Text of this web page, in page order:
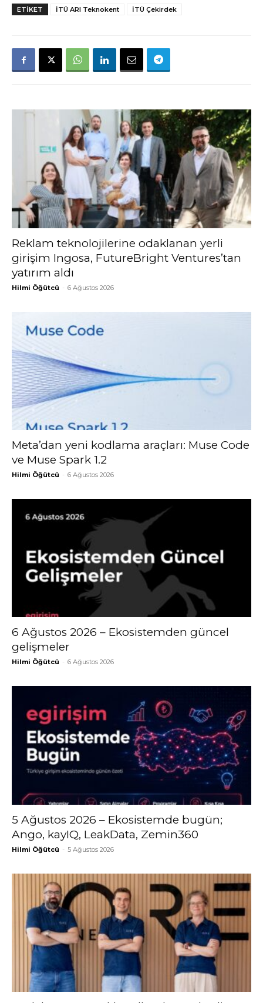
ETIKET İTÜ ARI Teknokent İTÜ Çekirdek
Reklam teknolojilerine odaklanan yerli
girişim Ingosa, FutureBright Ventures’tan
yatırım aldı
Hilmi Öğütcü - 6 Ağustos 2026
Meta’dan yeni kodlama araçları: Muse Code
ve Muse Spark 1.2
Hilmi Öğütcü - 6 Ağustos 2026
6 Ağustos 2026 – Ekosistemden güncel
gelişmeler
Hilmi Öğütcü - 6 Ağustos 2026
5 Ağustos 2026 – Ekosistemde bugün;
Ango, kayIQ, LeakData, Zemin360
Hilmi Öğütcü - 5 Ağustos 2026